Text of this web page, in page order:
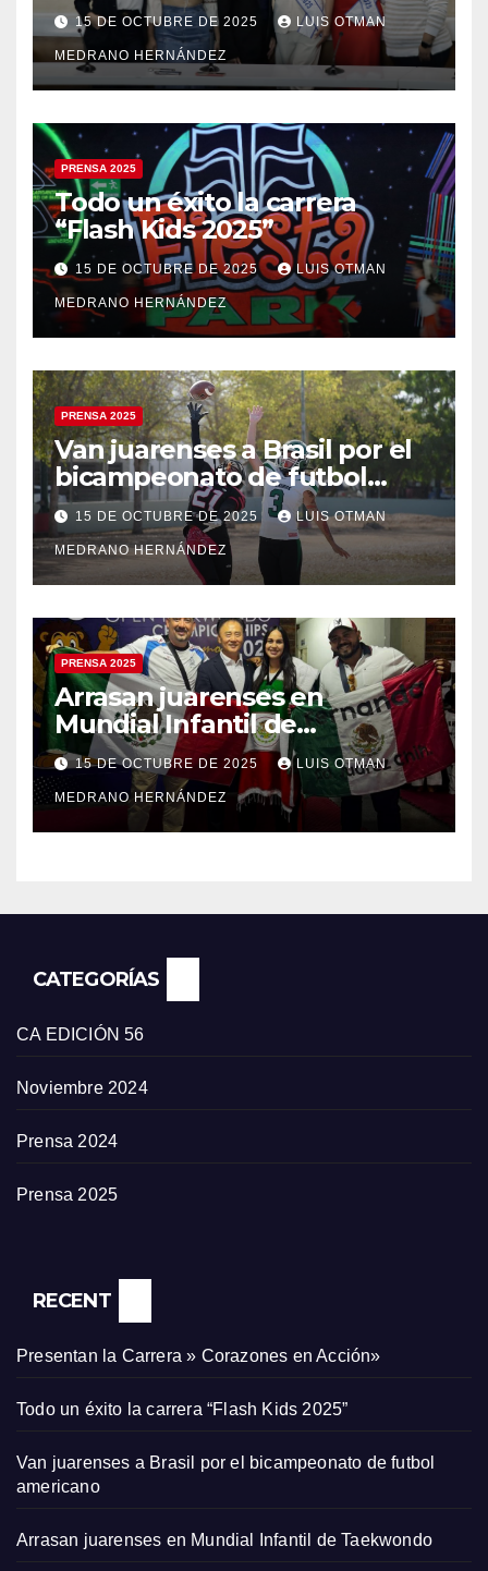
15 DE OCTUBRE DE 2025 LUIS OTMAN
MEDRANO HERNÁNDEZ
PRENSA 2025
Todo un éxito la carrera
“Flash Kids 2025”
15 DE OCTUBRE DE 2025 LUIS OTMAN
MEDRANO HERNÁNDEZ
PRENSA 2025
Van juarenses a Brasil por el
bicampeonato de futbol
americano
15 DE OCTUBRE DE 2025 LUIS OTMAN
MEDRANO HERNÁNDEZ
PRENSA 2025
Arrasan juarenses en
Mundial Infantil de
Taekwondo
15 DE OCTUBRE DE 2025 LUIS OTMAN
MEDRANO HERNÁNDEZ
CATEGORÍAS
CA EDICIÓN 56
Noviembre 2024
Prensa 2024
Prensa 2025
RECENT
Presentan la Carrera » Corazones en Acción»
Todo un éxito la carrera “Flash Kids 2025”
Van juarenses a Brasil por el bicampeonato de futbol
americano
Arrasan juarenses en Mundial Infantil de Taekwondo